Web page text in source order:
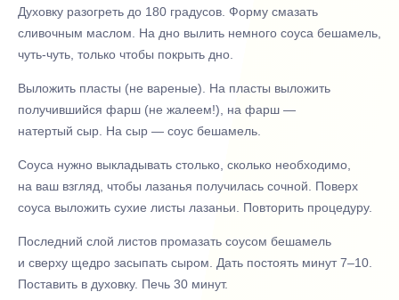
Духовку разогреть до 180 градусов. Форму смазать
сливочным маслом. На дно вылить немного соуса бешамель,
чуть-чуть, только чтобы покрыть дно.
Выложить пласты (не вареные). На пласты выложить
получившийся фарш (не жалеем!), на фарш —
натертый сыр. На сыр — соус бешамель.
Соуса нужно выкладывать столько, сколько необходимо,
на ваш взгляд, чтобы лазанья получилась сочной. Поверх
соуса выложить сухие листы лазаньи. Повторить процедуру.
Последний слой листов промазать соусом бешамель
и сверху щедро засыпать сыром. Дать постоять минут 7–10.
Поставить в духовку. Печь 30 минут.